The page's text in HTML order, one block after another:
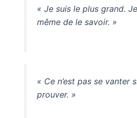
« Je suis le plus grand.
même de le savoir. »
« Ce n’est pas se vanter
prouver. »